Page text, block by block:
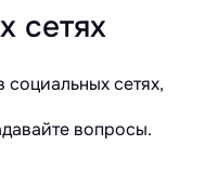
сетях
сетях,
вопросы.